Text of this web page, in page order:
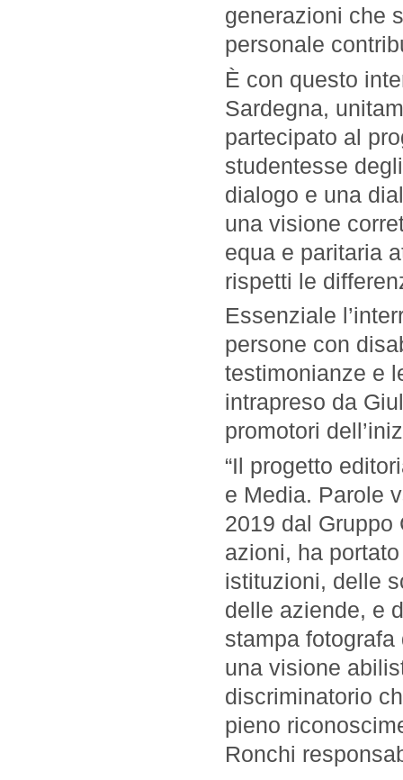
generazioni che
personale
È con questo
Sardegna,
partecipato al
studentesse
dialogo e una
una visione
equa e paritaria
rispetti le
Essenziale
persone con
testimonianze e
intrapreso da
promotori
“Il progetto
e Media. Parole
2019 dal
azioni, ha
istituzioni, delle
delle aziende, e
stampa
una visione
discriminatorio
pieno
Ronchi